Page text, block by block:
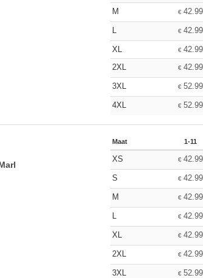
M €42.99
L €42.99
XL €42.99
2XL
€42.99
3XL €52.99
4XL €52.99
Maat 1-11
XS €42.99
S €42.99
M €42.99
L €42.99
XL €42.99
2XL €42.99
3XL €52.99